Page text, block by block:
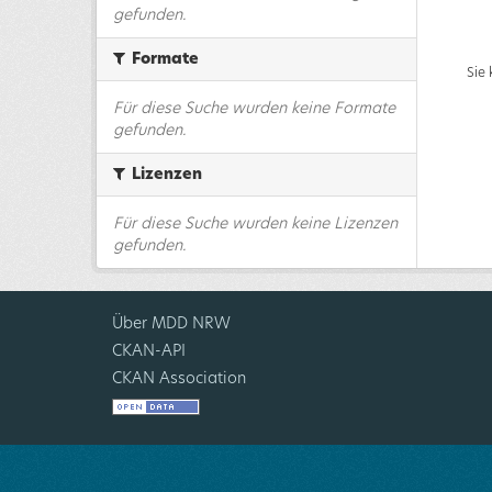
gefunden.
Formate
Für diese Suche wurden keine Formate
gefunden.
Lizenzen
Für diese Suche wurden keine Lizenzen
gefunden.
Sie
Über MDD NRW
CKAN-API
CKAN Association